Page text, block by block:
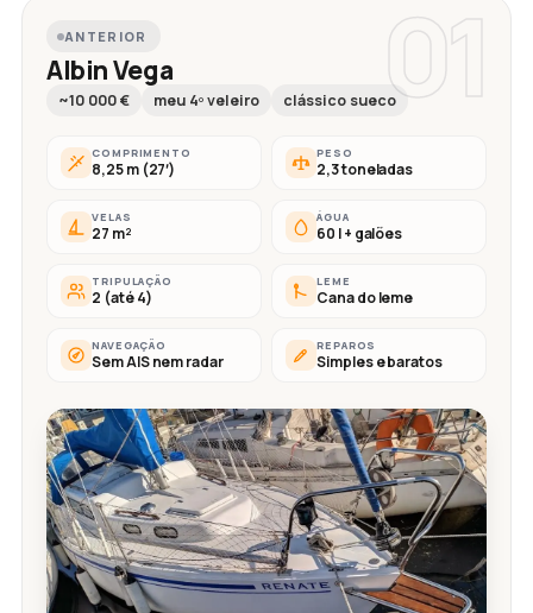
01
ANTERIOR
Albin Vega
~10 000 € meu 4º veleiro clássico sueco
COMPRIMENTO
8,25 m (27′)
PESO
2,3 toneladas
VELAS
27 m²
ÁGUA
60 l + galões
TRIPULAÇÃO
2 (até 4)
LEME
Cana do leme
NAVEGAÇÃO
Sem AIS nem radar
REPAROS
Simples e baratos